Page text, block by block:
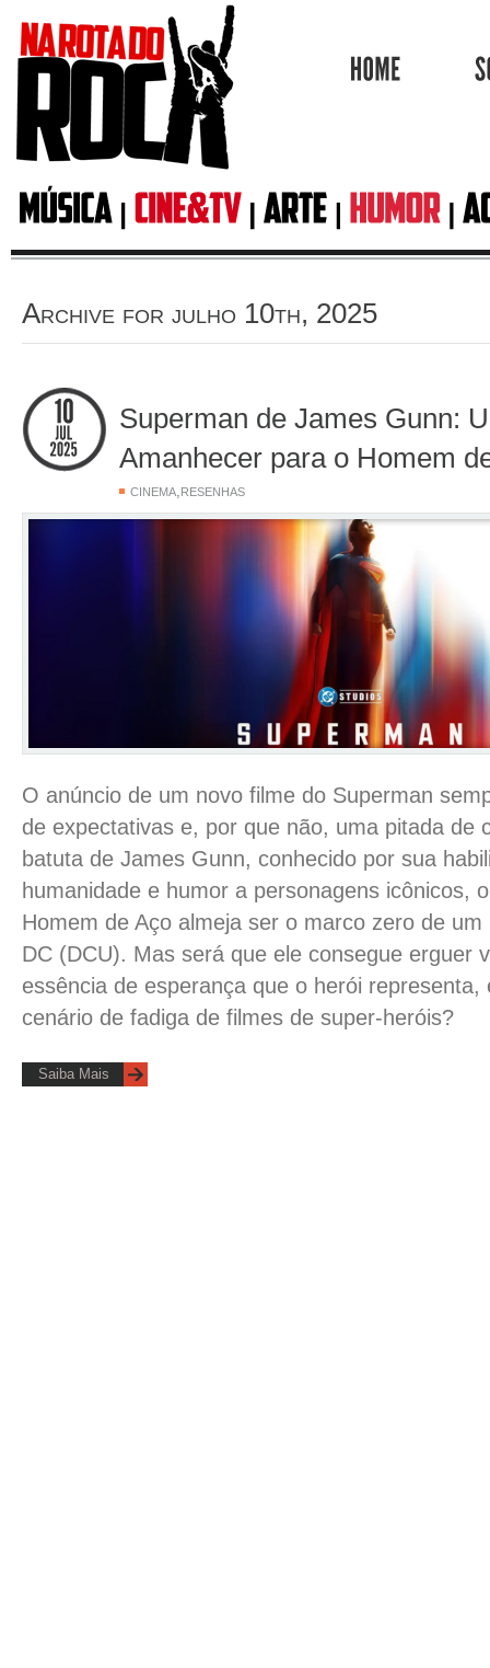
Archive for julho 10th, 2025
Superman de James Gunn:
Amanhecer para o Homem
CINEMA, RESENHAS
O anúncio de um novo filme do Superman
de expectativas e, por que não, uma pitada de
batuta de James Gunn, conhecido por sua
humanidade e humor a personagens icônicos,
Homem de Aço almeja ser o marco zero de
DC (DCU). Mas será que ele consegue erguer
essência de esperança que o herói representa,
cenário de fadiga de filmes de super-heróis?
Saiba Mais